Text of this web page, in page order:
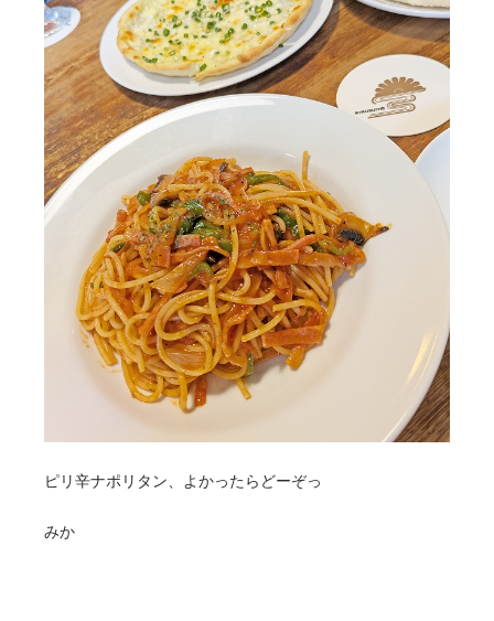
ピリ辛ナポリタン、よかったらどーぞっ
みか